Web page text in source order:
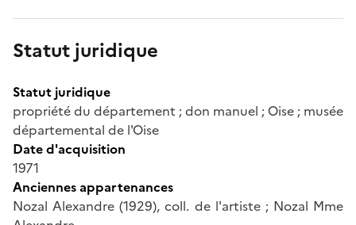
Statut juridique
Statut juridique
propriété du département ; don manuel ; Oise ; musée
départemental de l'Oise
Date d'acquisition
1971
Anciennes appartenances
Nozal Alexandre (1929), coll. de l'artiste ; Nozal Mme